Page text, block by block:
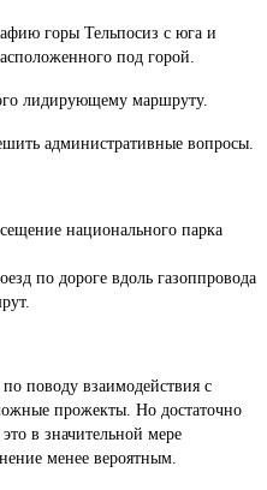
горы Тельпосиз с юга и
под горой.
лидирующему маршруту.
административные вопросы.
национального парка
по дороге вдоль газоппровода
поводу взаимодействия с
прожекты. Но достаточно
в значительной мере
менее вероятным.